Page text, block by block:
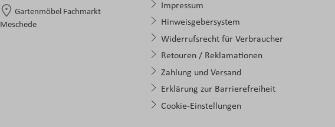
Gartenmöbel Fachmarkt
Meschede
Impressum
Hinweisgebersystem
Widerrufsrecht für Verbraucher
Retouren / Reklamationen
Zahlung und Versand
Erklärung zur Barrierefreiheit
Cookie-Einstellungen